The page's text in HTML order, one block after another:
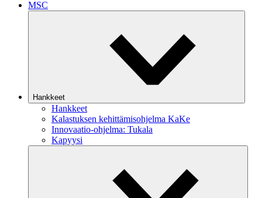
MSC
Hankkeet
Hankkeet
Kalastuksen kehittämisohjelma KaKe
Innovaatio-ohjelma: Tukala
Kapyysi